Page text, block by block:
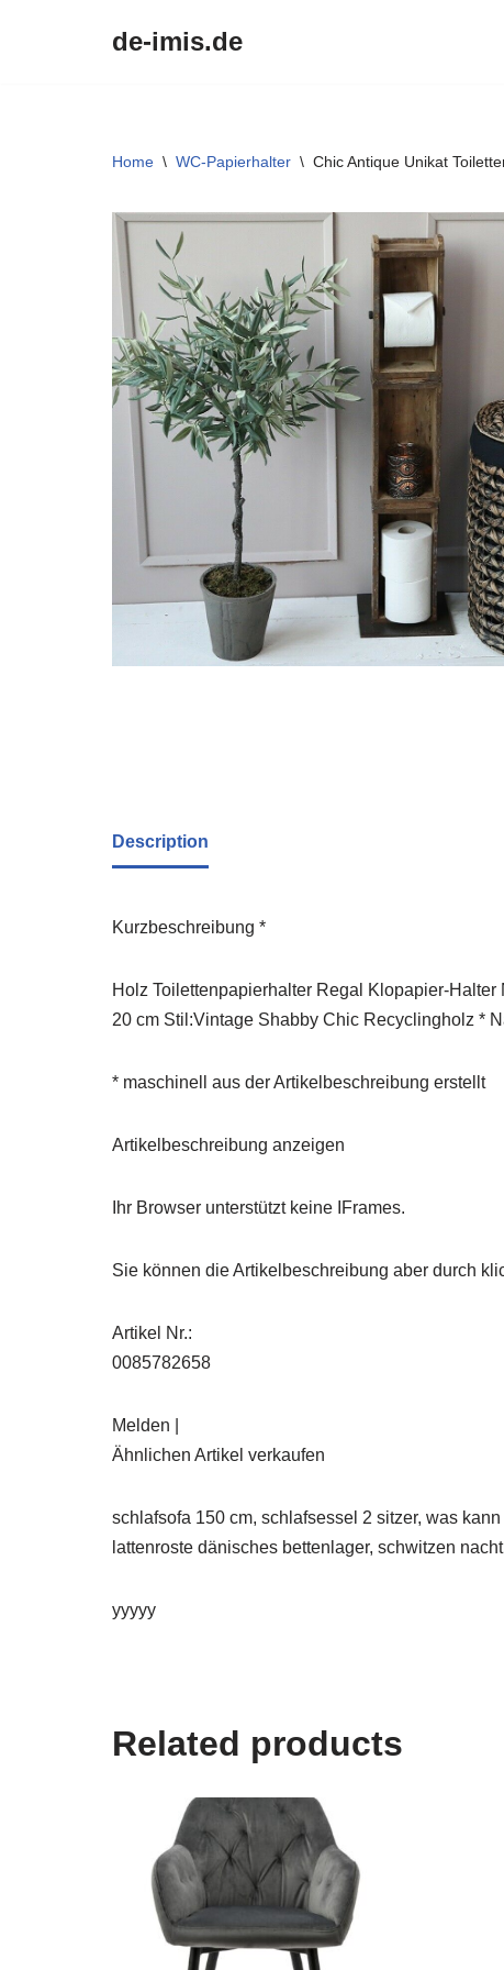
de-imis.de
Home \ WC-Papierhalter \ Chic Antique Unikat
Description
Kurzbeschreibung *
Holz Toilettenpapierhalter Regal Klopapier-
20 cm Stil:Vintage Shabby Chic Recyclingholz *
* maschinell aus der Artikelbeschreibung erstellt
Artikelbeschreibung anzeigen
Ihr Browser unterstützt keine IFrames.
Sie können die Artikelbeschreibung aber durch
Artikel Nr.:
0085782658
Melden |
Ähnlichen Artikel verkaufen
schlafsofa 150 cm, schlafsessel 2 sitzer, was
lattenroste dänisches bettenlager, schwitzen
yyyyy
Related products